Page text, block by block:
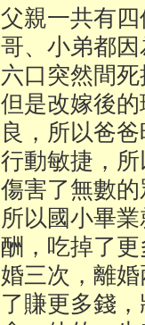
父親一共有
哥、小弟都
六口突然間
但是改嫁後
良，所以爸
行動敏捷，
傷害了無數
所以國小畢
酬，吃掉了
婚三次，離
了賺更多錢